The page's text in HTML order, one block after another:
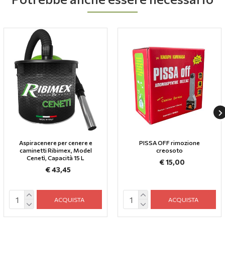
Aspiracenere per cenere e
caminetti Ribimex, Model
Cenetì, Capacità 15 L
€ 43,45
ACQUISTA
PISSA OFF rimozione
creosoto
€ 15,00
ACQUISTA